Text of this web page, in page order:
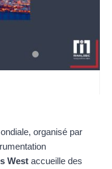
organisé par
West accueille des